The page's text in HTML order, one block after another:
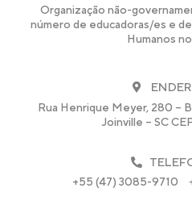
Organização não-
número de educadoras/es e
Humanos
Rua Henrique Meyer, 280 –
Joinville – SC
+55 (47) 3085-9710